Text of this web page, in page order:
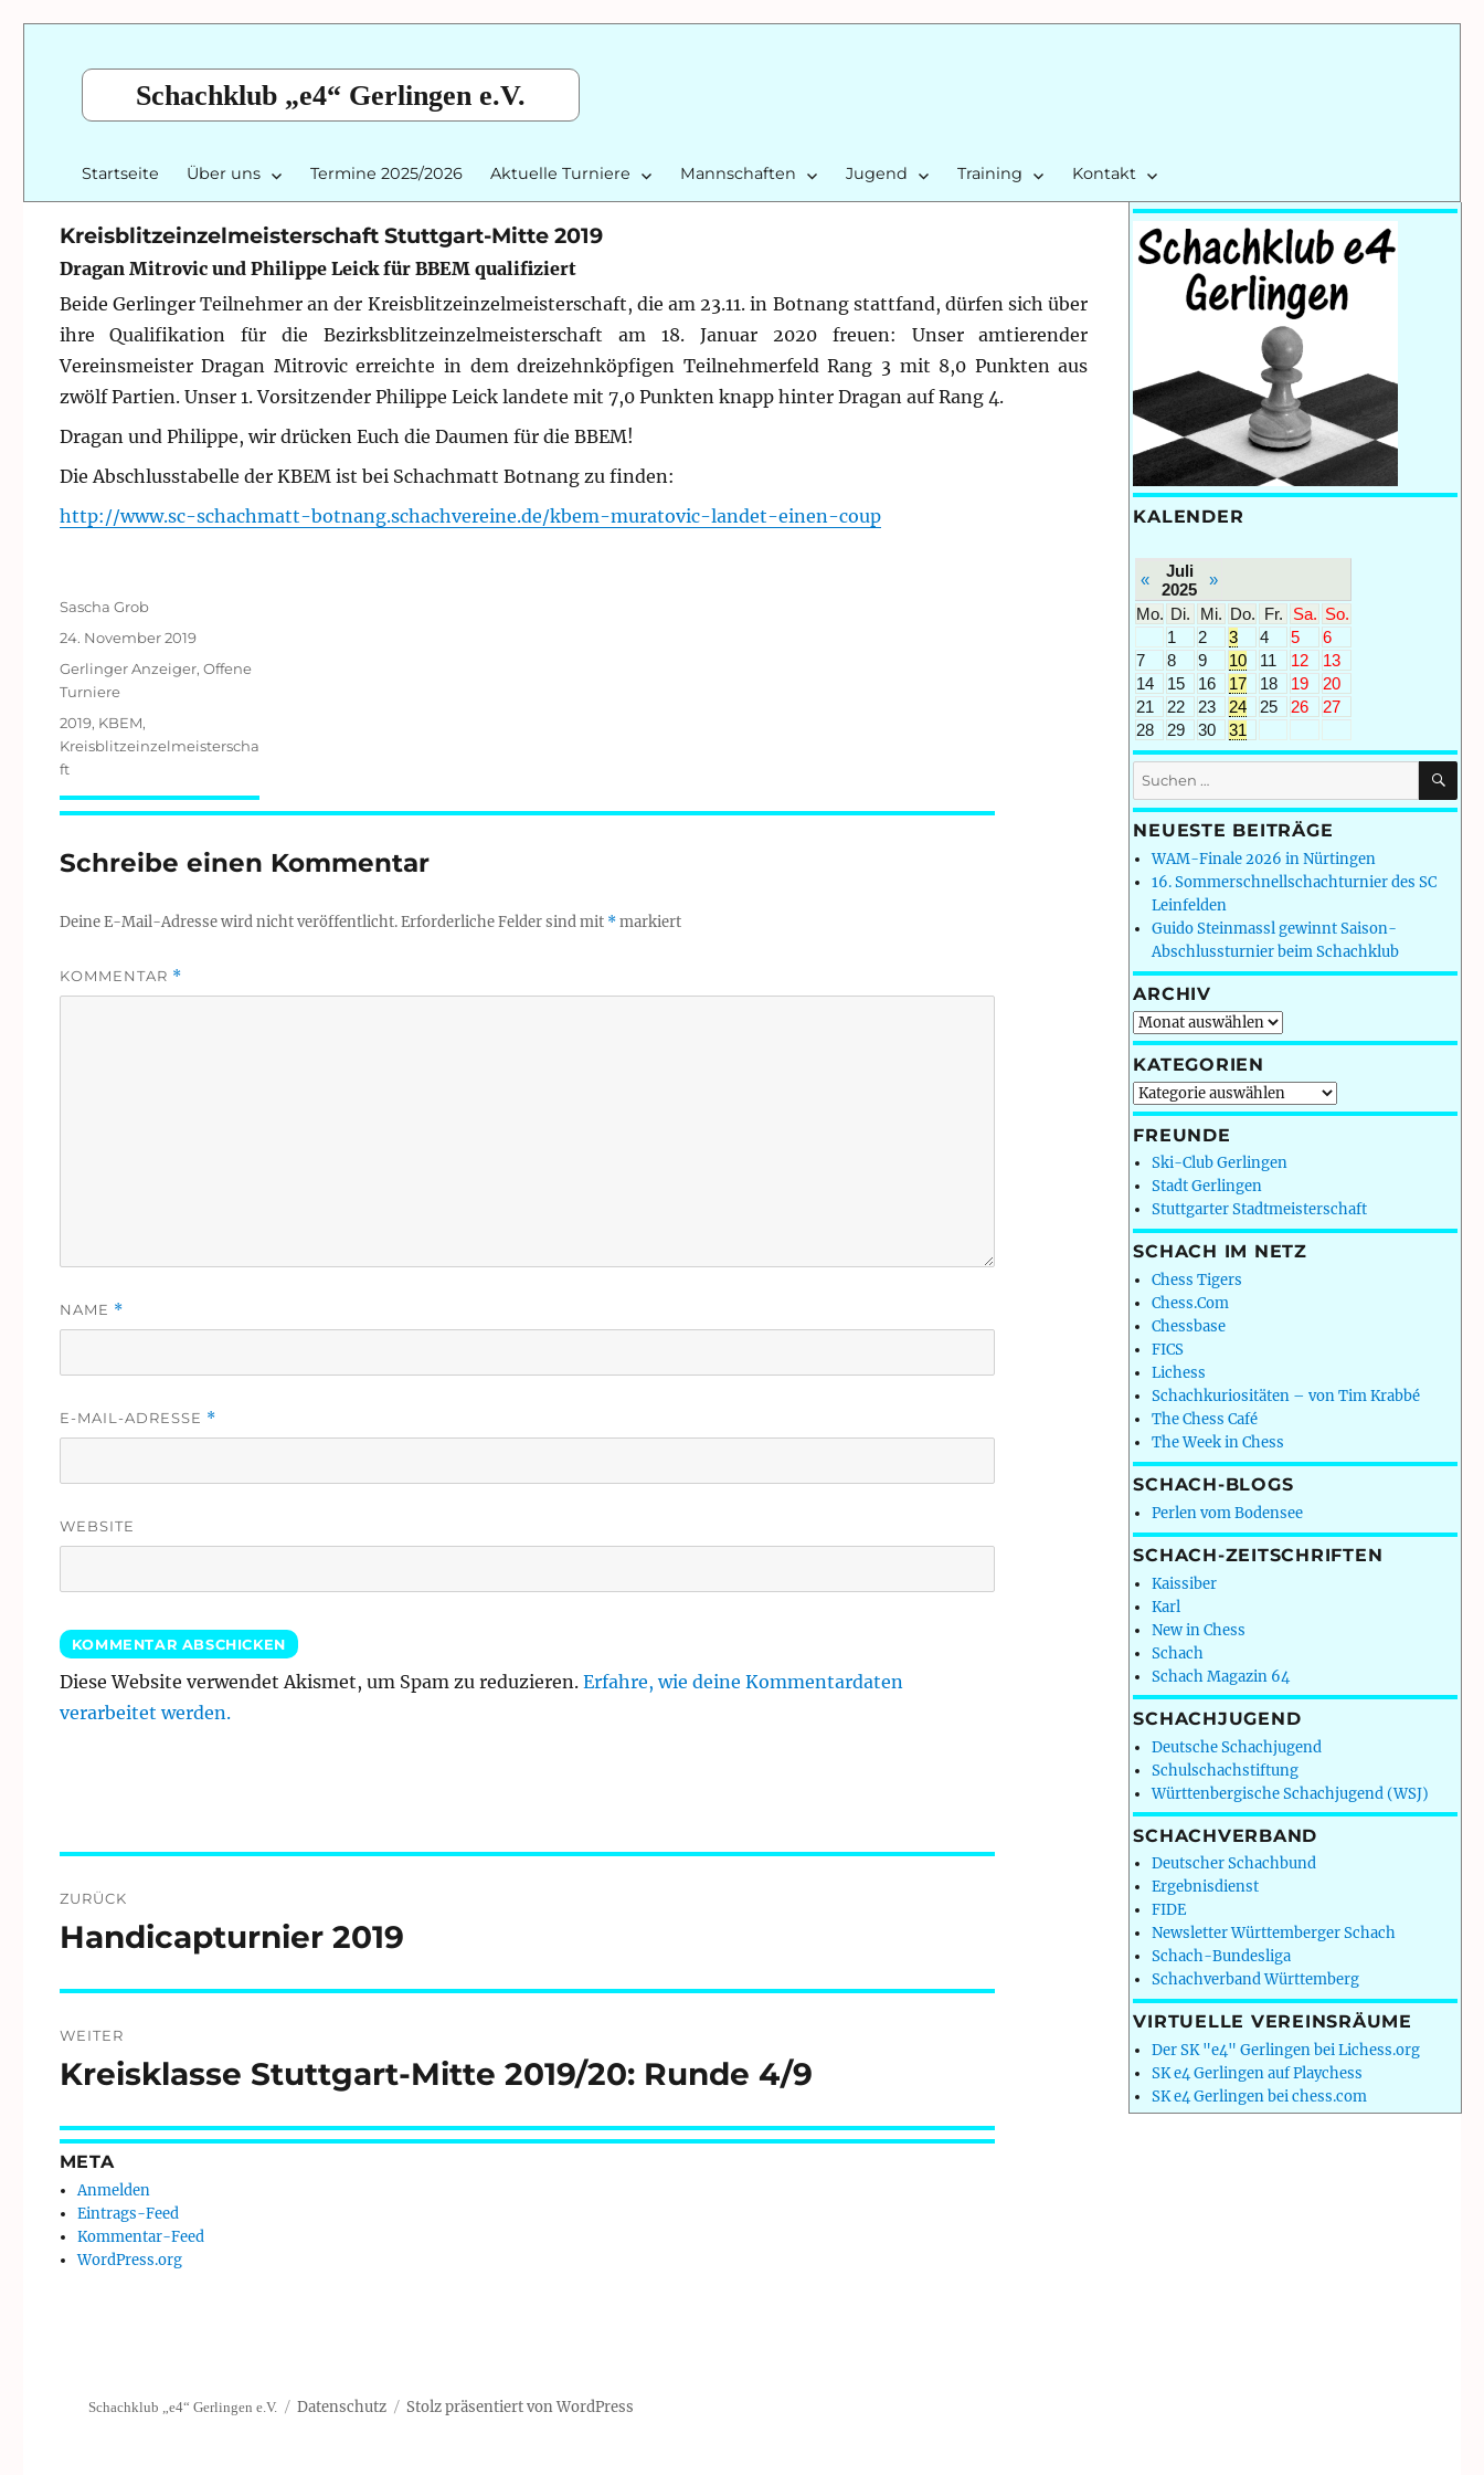
Schachklub „e4“ Gerlingen e.V.
Startseite Über uns Termine 2025/2026 Aktuelle Turniere Mannschaften Jugend Training Kontakt
Kreisblitzeinzelmeisterschaft Stuttgart-Mitte 2019
Dragan Mitrovic und Philippe Leick für BBEM qualifiziert
Beide Gerlinger Teilnehmer an der Kreisblitzeinzelmeisterschaft, die am 23.11. in Botnang stattfand, dürfen sich über
ihre Qualifikation für die Bezirksblitzeinzelmeisterschaft am 18. Januar 2020 freuen: Unser amtierender
Vereinsmeister Dragan Mitrovic erreichte in dem dreizehnköpfigen Teilnehmerfeld Rang 3 mit 8,0 Punkten aus
zwölf Partien. Unser 1. Vorsitzender Philippe Leick landete mit 7,0 Punkten knapp hinter Dragan auf Rang 4.
Dragan und Philippe, wir drücken Euch die Daumen für die BBEM!
Die Abschlusstabelle der KBEM ist bei Schachmatt Botnang zu finden:
http://www.sc-schachmatt-botnang.schachvereine.de/kbem-muratovic-landet-einen-coup
Autor
Sascha Grob
Veröffentlicht
am
24. November 2019
Kategorien
Gerlinger Anzeiger, Offene
Turniere
Schlagwörter
2019, KBEM,
Kreisblitzeinzelmeisterscha
ft
Schreibe einen Kommentar
Deine E-Mail-Adresse wird nicht veröffentlicht. Erforderliche Felder sind mit *markiert
KOMMENTAR *
NAME *
E-MAIL-ADRESSE *
WEBSITE
Diese Website verwendet Akismet, um Spam zu reduzieren. Erfahre, wie deine Kommentardaten
verarbeitet werden.
ZURÜCK
Vorheriger
Handicapturnier 2019
WEITER
Nächster
Kreisklasse Stuttgart-Mitte 2019/20: Runde 4/9
META
Anmelden
Eintrags-Feed
Kommentar-Feed
WordPress.org
KALENDER
«
Juli
2025
»
Mo. Di. Mi. Do. Fr. Sa. So.
1
2 3 4 5
6
7
8 9 10 11 12
13
14
15 16 17 18 19
20
21
22 23 24 25 26
27
28
29 30 31
Suchen
nach:
NEUESTE BEITRÄGE
WAM-Finale 2026 in Nürtingen
16. Sommerschnellschachturnier des SC
Leinfelden
Guido Steinmassl gewinnt Saison-
Abschlussturnier beim Schachklub
ARCHIV
Archiv
KATEGORIEN
Kategorien
FREUNDE
Ski-Club Gerlingen
Stadt Gerlingen
Stuttgarter Stadtmeisterschaft
SCHACH IM NETZ
Chess Tigers
Chess.Com
Chessbase
FICS
Lichess
Schachkuriositäten – von Tim Krabbé
The Chess Café
The Week in Chess
SCHACH-BLOGS
Perlen vom Bodensee
SCHACH-ZEITSCHRIFTEN
Kaissiber
Karl
New in Chess
Schach
Schach Magazin 64
SCHACHJUGEND
Deutsche Schachjugend
Schulschachstiftung
Württenbergische Schachjugend (WSJ)
SCHACHVERBAND
Deutscher Schachbund
Ergebnisdienst
FIDE
Newsletter Württemberger Schach
Schach-Bundesliga
Schachverband Württemberg
VIRTUELLE VEREINSRÄUME
Der SK "e4" Gerlingen bei Lichess.org
SK e4 Gerlingen auf Playchess
SK e4 Gerlingen bei chess.com
Schachklub „e4“ Gerlingen e.V. Datenschutz Stolz präsentiert von WordPress